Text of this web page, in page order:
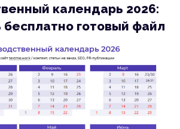
календарь 2026:
бесплатно готовый файл